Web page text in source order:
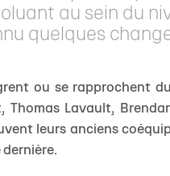
au sein du
quelques
ou se rapprochent
Thomas Lavault,
leurs anciens
dernière.